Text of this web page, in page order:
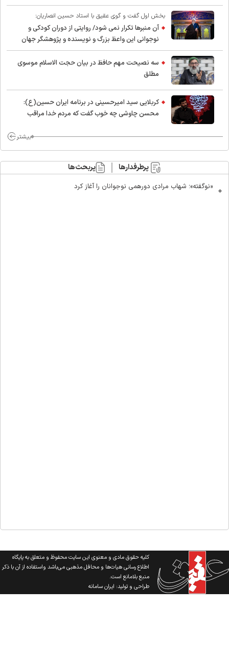
بخش اول گفت و گوی عقیق با استاد حسین انصاریان:
آن منبرها تکرار نمی شود/ روایتی از دوران کودکی و
نوجوانی این واعظ بزرگ و نویسنده و پژوهشگر جهان
اسلام
سه نصیحت مهم حافظ در بیان حجت الاسلام موسوی
مطلق
کربلایی سید امیر‌حسینی در برنامه ایران حسین(ع):
محسن چاوشی چه خوب گفت که مردم خدا مراقب
بیشتر
پرطرفدارها پربحث‌ها
«نوگفته»؛ شهاب مرادی دورهمی نوجوانان را آغاز کرد
کلیه حقوق مادی و معنوی این سایت محفوظ و متعلق به پایگاه
اطلاع رسانی هیات‌ها و محافل مذهبی می‌باشد واستفاده از آن با ذکر
منبع بلامانع است.
طراحی و تولید:ایران سامانه